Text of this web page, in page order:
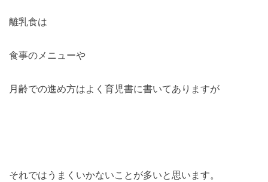
離乳食は
食事のメニューや
月齢での進め方はよく育児書に書いてありますが
それではうまくいかないことが多いと思います。